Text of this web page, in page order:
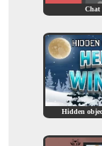
Chat
Hidden